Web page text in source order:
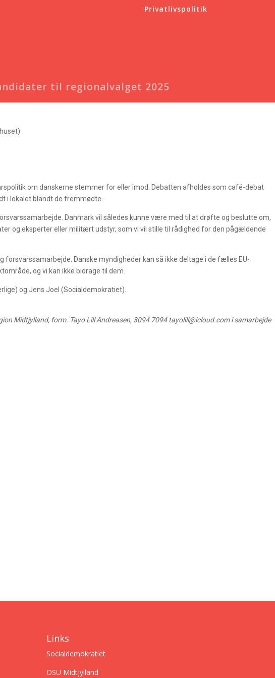
Privatlivspolitik
til regionalvalget 2025
om danskerne stemmer for eller imod. Debatten afholdes som café-debat
i lokalet blandt de fremmødte.
Danmark vil således kunne være med til at drøfte og beslutte om,
og eksperter eller militært udstyr, som vi vil stille til rådighed for den pågældende
Danske myndigheder kan så ikke deltage i de fælles EU-
og vi kan ikke bidrage til dem.
og Jens Joel (Socialdemokratiet).
Midtjylland, form. Tayo Lill Andreasen, 3094 7094 tayolill@icloud.com i samarbejde
Links
Socialdemokratiet
DSU Midtjylland